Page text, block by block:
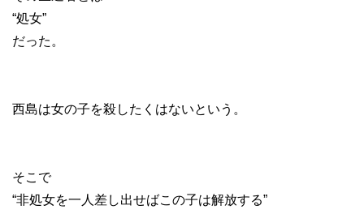
“処女”
だった。
西島は女の子を殺したくはないという。
そこで
“非処女を一人差し出せばこの子は解放する”